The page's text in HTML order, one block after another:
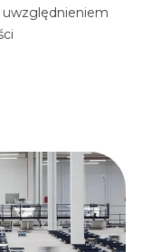
uwzględnieniem